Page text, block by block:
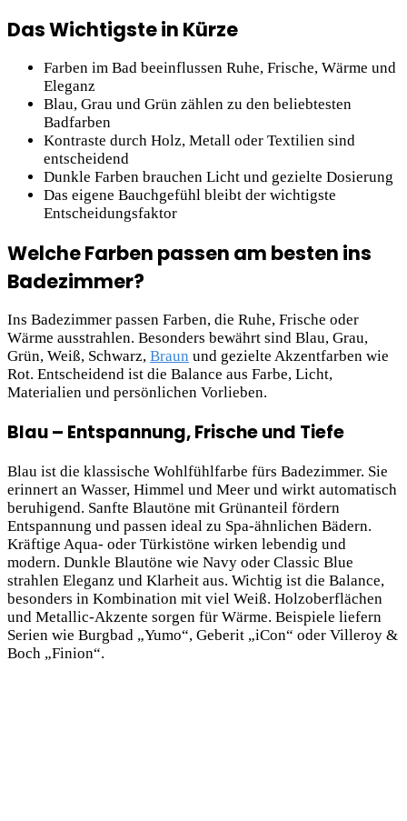
Das Wichtigste in Kürze
Farben im Bad beeinflussen Ruhe, Frische, Wärme und
Eleganz
Blau, Grau und Grün zählen zu den beliebtesten
Badfarben
Kontraste durch Holz, Metall oder Textilien sind
entscheidend
Dunkle Farben brauchen Licht und gezielte Dosierung
Das eigene Bauchgefühl bleibt der wichtigste
Entscheidungsfaktor
Welche Farben passen am besten ins
Badezimmer?
Ins Badezimmer passen Farben, die Ruhe, Frische oder
Wärme ausstrahlen. Besonders bewährt sind Blau, Grau,
Grün, Weiß, Schwarz, Braun und gezielte Akzentfarben wie
Rot. Entscheidend ist die Balance aus Farbe, Licht,
Materialien und persönlichen Vorlieben.
Blau – Entspannung, Frische und Tiefe
Blau ist die klassische Wohlfühlfarbe fürs Badezimmer. Sie
erinnert an Wasser, Himmel und Meer und wirkt automatisch
beruhigend. Sanfte Blautöne mit Grünanteil fördern
Entspannung und passen ideal zu Spa-ähnlichen Bädern.
Kräftige Aqua- oder Türkistöne wirken lebendig und
modern. Dunkle Blautöne wie Navy oder Classic Blue
strahlen Eleganz und Klarheit aus. Wichtig ist die Balance,
besonders in Kombination mit viel Weiß. Holzoberflächen
und Metallic-Akzente sorgen für Wärme. Beispiele liefern
Serien wie Burgbad „Yumo“, Geberit „iCon“ oder Villeroy &
Boch „Finion“.